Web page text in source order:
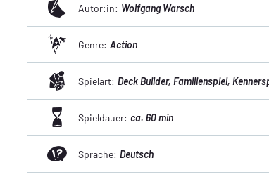
Autor:in: Wolfgang Warsch
Genre: Action
Spielart: Deck Builder, Familienspiel,
Spieldauer: ca. 60 min
Sprache: Deutsch